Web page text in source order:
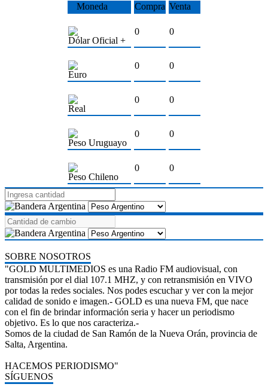
Moneda Compra Venta
Dólar Oficial +
0 0
Euro
0 0
Real
0 0
Peso Uruguayo
0 0
Peso Chileno
0 0
SOBRE NOSOTROS
"GOLD MULTIMEDIOS es una Radio FM audiovisual, con
transmisión por el dial 107.1 MHZ, y con retransmisión en VIVO
por todas la redes sociales. Nos podes escuchar y ver con la mejor
calidad de sonido e imagen.- GOLD es una nueva FM, que nace
con el fin de brindar información seria y hacer un periodismo
objetivo. Es lo que nos caracteriza.-
Somos de la ciudad de San Ramón de la Nueva Orán, provincia de
Salta, Argentina.
HACEMOS PERIODISMO"
SÍGUENOS